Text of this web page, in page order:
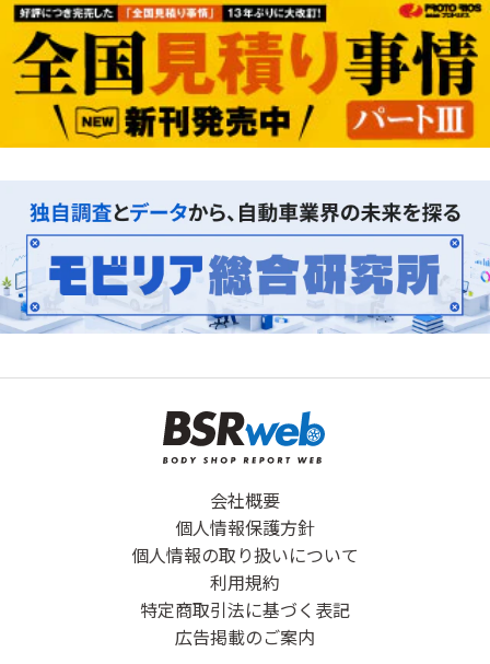
会社概要
個人情報保護方針
個人情報の取り扱いについて
利用規約
特定商取引法に基づく表記
広告掲載のご案内